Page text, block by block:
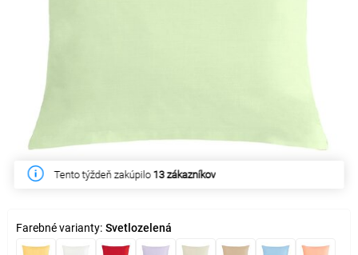
Tento týždeň zakúpilo 13 zákazníkov
Farebné varianty: Svetlozelená